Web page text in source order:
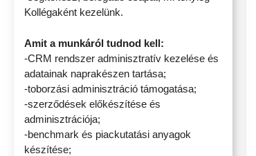
Kollégaként kezelünk.
Amit a munkáról tudnod kell:
-CRM rendszer adminisztratív kezelése és
adatainak naprakészen tartása;
-toborzási adminisztráció támogatása;
-szerződések előkészítése és
adminisztrációja;
-benchmark és piackutatási anyagok
készítése;